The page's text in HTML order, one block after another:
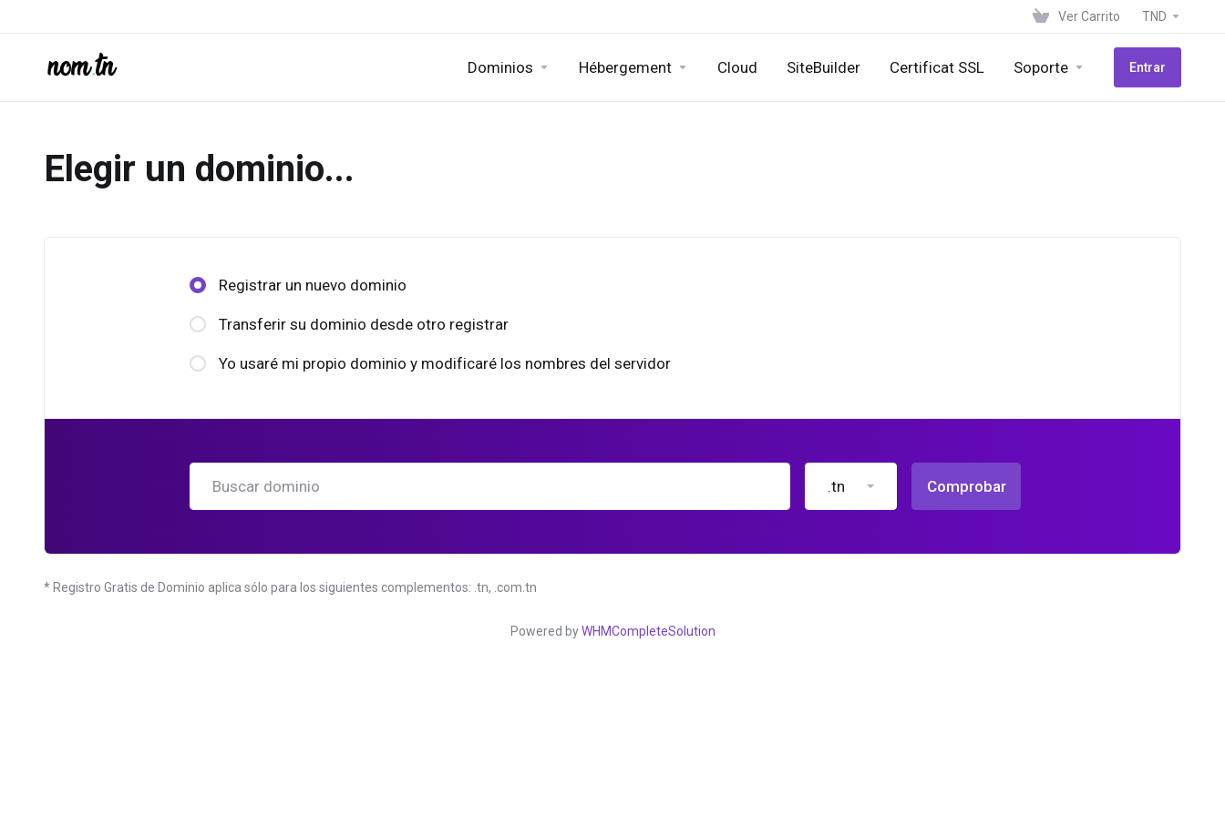
Ver Carrito TND
Dominios Hébergement Cloud SiteBuilder Certificat SSL Soporte Entrar
Elegir un dominio...
Registrar un nuevo dominio
Transferir su dominio desde otro registrar
Yo usaré mi propio dominio y modificaré los nombres del servidor
.tn Comprobar
* Registro Gratis de Dominio aplica sólo para los siguientes complementos: .tn, .com.tn
Powered byWHMCompleteSolution